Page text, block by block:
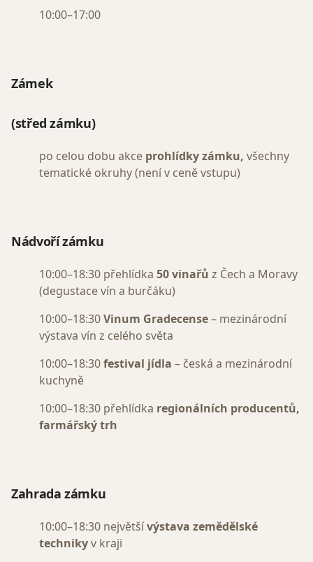
10:00–17:00
Zámek
(střed zámku)
po celou dobu akce prohlídky zámku, všechny
tematické okruhy (není v ceně vstupu)
Nádvoří zámku
10:00–18:30 přehlídka 50 vinařů z Čech a Moravy
(degustace vín a burčáku)
10:00–18:30Vinum Gradecense– mezinárodní
výstava vín z celého světa
10:00–18:30festival jídla – česká a mezinárodní
kuchyně
10:00–18:30 přehlídka regionálních producentů,
farmářský trh
Zahrada zámku
10:00–18:30 největšívýstava zemědělské
technikyv kraji